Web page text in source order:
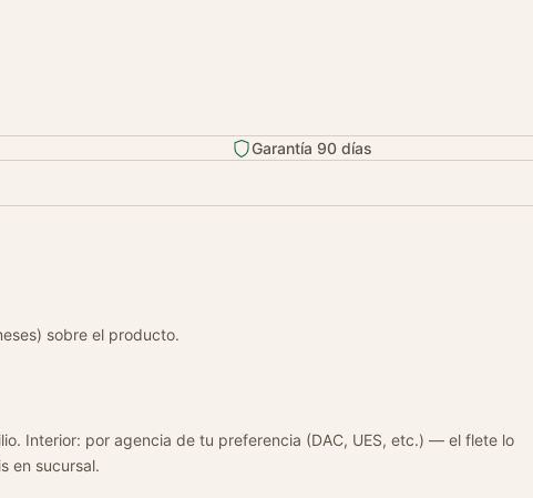
Garantía 90 días
sobre el producto.
Interior: por agencia de tu preferencia (DAC, UES, etc.) — el flete lo
en sucursal.